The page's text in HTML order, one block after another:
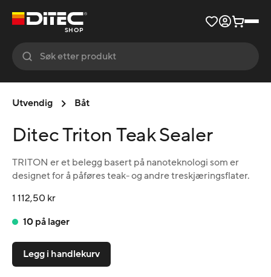
SHOP
Utvendig Båt
Ditec Triton Teak Sealer
TRITON er et belegg basert på nanoteknologi som er
designet for å påføres teak- og andre treskjæringsflater.
1 112,50 kr
10 på lager
Legg i handlekurv